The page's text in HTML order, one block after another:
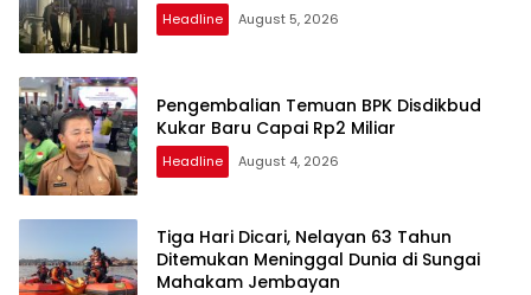
Headline August 5, 2026
Pengembalian Temuan BPK Disdikbud
Kukar Baru Capai Rp2 Miliar
Headline August 4, 2026
Tiga Hari Dicari, Nelayan 63 Tahun
Ditemukan Meninggal Dunia di Sungai
Mahakam Jembayan